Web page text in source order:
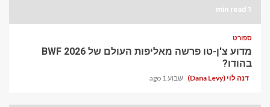
1 min read
ספורט
מדוע צ'ן-טו פרשה מאליפות העולם של BWF 2026
בהודו?
דנה לוי (Dana Levy) שבוע 1 ago